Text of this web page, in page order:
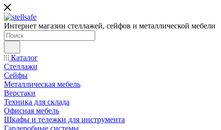
Интернет магазин стеллажей, сейфов и металлической мебели
Каталог
Стеллажи
Сейфы
Металлическая мебель
Верстаки
Техника для склада
Офисная мебель
Шкафы и тележки для инструмента
Гардеробные системы